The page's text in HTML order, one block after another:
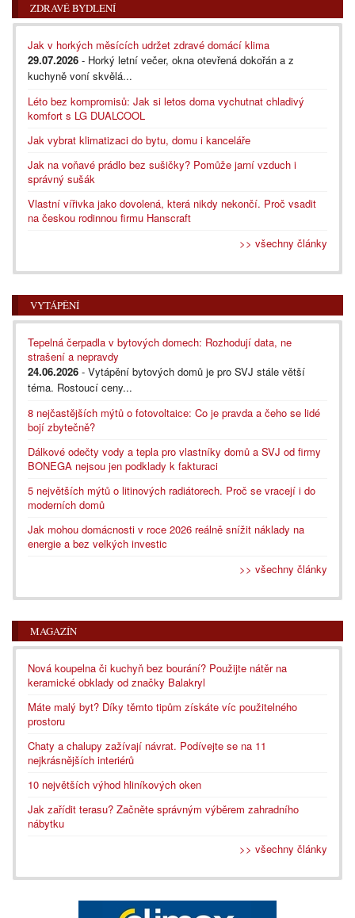
ZDRAVÉ BYDLENÍ
Jak v horkých měsících udržet zdravé domácí klima
29.07.2026 - Horký letní večer, okna otevřená dokořán a z
kuchyně voní skvělá...
Léto bez kompromisů: Jak si letos doma vychutnat chladivý
komfort s LG DUALCOOL
Jak vybrat klimatizaci do bytu, domu i kanceláře
Jak na voňavé prádlo bez sušičky? Pomůže jarní vzduch i
správný sušák
Vlastní vířivka jako dovolená, která nikdy nekončí. Proč vsadit
na českou rodinnou firmu Hanscraft
>> všechny články
VYTÁPĚNÍ
Tepelná čerpadla v bytových domech: Rozhodují data, ne
strašení a nepravdy
24.06.2026 - Vytápění bytových domů je pro SVJ stále větší
téma. Rostoucí ceny...
8 nejčastějších mýtů o fotovoltaice: Co je pravda a čeho se lidé
bojí zbytečně?
Dálkové odečty vody a tepla pro vlastníky domů a SVJ od firmy
BONEGA nejsou jen podklady k fakturaci
5 největších mýtů o litinových radiátorech. Proč se vracejí i do
moderních domů
Jak mohou domácnosti v roce 2026 reálně snížit náklady na
energie a bez velkých investic
>> všechny články
MAGAZÍN
Nová koupelna či kuchyň bez bourání? Použijte nátěr na
keramické obklady od značky Balakryl
Máte malý byt? Díky těmto tipům získáte víc použitelného
prostoru
Chaty a chalupy zažívají návrat. Podívejte se na 11
nejkrásnějších interiérů
10 největších výhod hliníkových oken
Jak zařídit terasu? Začněte správným výběrem zahradního
nábytku
>> všechny články